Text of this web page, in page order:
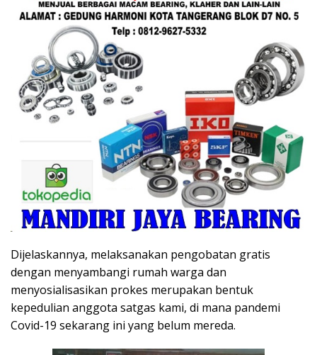
Dijelaskannya, melaksanakan pengobatan gratis
dengan menyambangi rumah warga dan
menyosialisasikan prokes merupakan bentuk
kepedulian anggota satgas kami, di mana pandemi
Covid-19 sekarang ini yang belum mereda.